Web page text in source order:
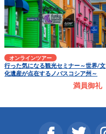
オンラインツアー
行った気になる観光セミナー～世界/文
化遺産が点在するノバスコシア州～
満員御礼